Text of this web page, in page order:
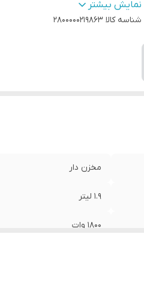
شعاع کارکرد:9 متر
نمایش بیشتر
شناسه کالا 2800000219863
مخزن دار
1.9 لیتر
1800 وات